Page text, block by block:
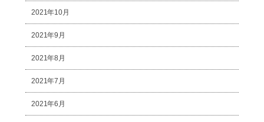
2021年10月
2021年9月
2021年8月
2021年7月
2021年6月